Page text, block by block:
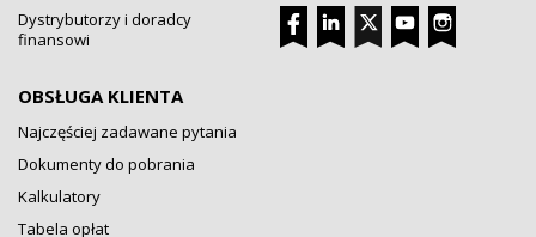
Dystrybutorzy i doradcy
finansowi
OBSŁUGA KLIENTA
Najczęściej zadawane pytania
Dokumenty do pobrania
Kalkulatory
Tabela opłat